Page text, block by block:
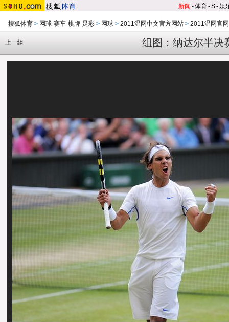
新闻 -体育-S-娱
搜狐体育 > 网球-赛车-棋牌-足彩 > 网球 > 2011温网中文官方网站 > 2011温网官
组图：纳达尔半决
上一组